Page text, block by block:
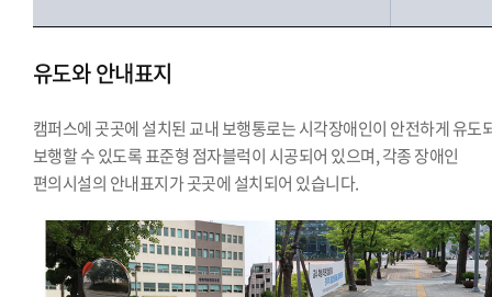
유도와 안내표지
캠퍼스에 곳곳에 설치된 교내 보행통로는 시각장애인이 안전하게 유도
보행할 수 있도록 표준형 점자블럭이 시공되어 있으며, 각종 장애인
편의시설의 안내표지가 곳곳에 설치되어 있습니다.